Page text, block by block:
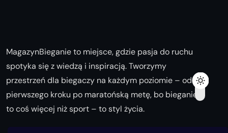
MagazynBieganie to miejsce, gdzie pasja do ruchu
spotyka się z wiedzą i inspiracją. Tworzymy
przestrzeń dla biegaczy na każdym poziomie – od
pierwszego kroku po maratońską metę, bo bieganie
to coś więcej niż sport – to styl życia.